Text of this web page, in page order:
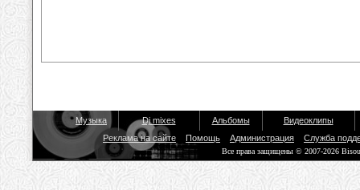
Музыка Dj mixes Альбомы
Видеоклипы
Реклама на сайте
Помощь Администрация Служба
Все права защищены © 2007-2026